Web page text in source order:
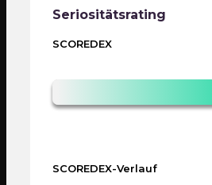
Ehrenämter
Seriositätsrating
SCOREDEX
SCOREDEX-Verlauf